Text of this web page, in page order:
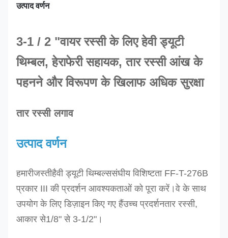
उत्पाद वर्णन
3-1 / 2 "वायर रस्सी के लिए हेवी ड्यूटी
थिम्बल, हेराफेरी सहायक, तार रस्सी आंख के
पहनने और विरूपण के खिलाफ अधिक सुरक्षा
तार रस्सी लगाव
उत्पाद वर्णन
हमारीजस्तीहैवी ड्यूटी थिम्बल्ससंघीय विशिष्टता FF-T-276B
प्रकार III की प्रदर्शन आवश्यकताओं को पूरा करें।वे के साथ
उपयोग के लिए डिज़ाइन किए गए हैंउच्च प्रदर्शनतार रस्सी,
आकार से1/8" से 3-1/2"।